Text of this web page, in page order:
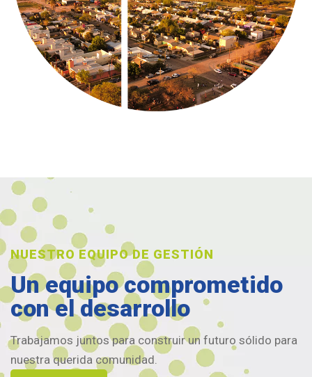
NUESTRO EQUIPO DE GESTIÓN
Un equipo comprometido
con el desarrollo
Trabajamos juntos para construir un futuro sólido para
nuestra querida comunidad.